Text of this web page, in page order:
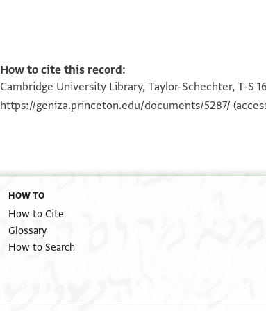
How to cite this record:
Cambridge University Library, Taylor-Schechter, T-S
https://geniza.princeton.edu/documents/5287/
HOW TO
How to Cite
Glossary
How to Search